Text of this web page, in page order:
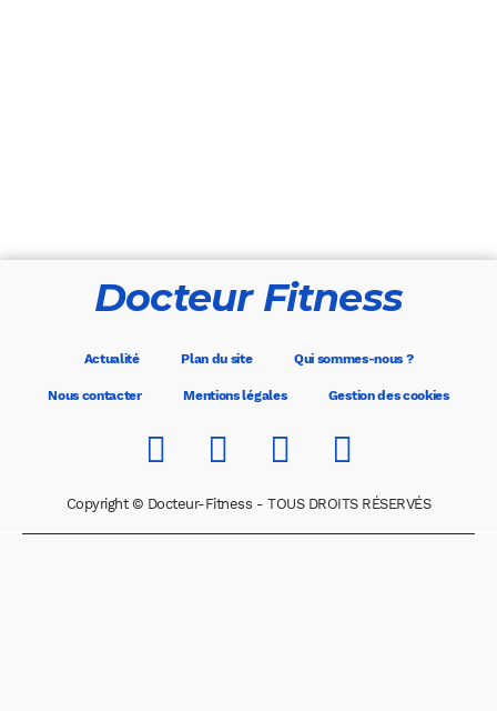
Docteur Fitness
Actualité Plan du site Qui sommes-nous ?
Nous contacter Mentions légales Gestion des cookies
Copyright © Docteur-Fitness - TOUS DROITS RÉSERVÉS